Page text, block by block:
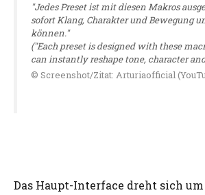
"Jedes Preset ist mit diesen Makros
sofort Klang, Charakter und Bewegung
können."
("Each preset is designed with these
can instantly reshape tone, character
© Screenshot/Zitat: Arturiaofficial
Das Haupt-Interface dreht sich um